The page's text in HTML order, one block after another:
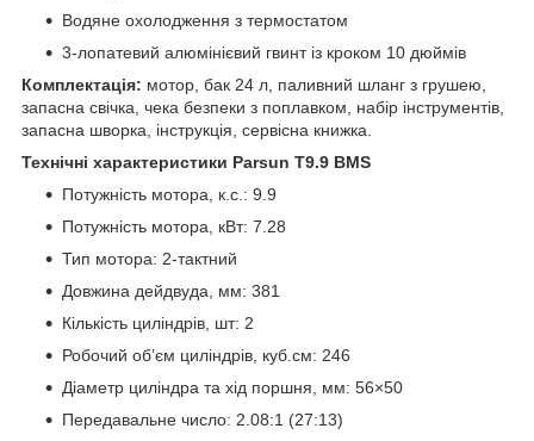
Водяне охолодження з термостатом
3-лопатевий алюмінієвий гвинт із кроком 10 дюймів
Комплектація: мотор, бак 24 л, паливний шланг з грушею,
запасна свічка, чека безпеки з поплавком, набір інструментів,
запасна шворка, інструкція, сервісна книжка.
Технічні характеристики Parsun T9.9 BMS
Потужність мотора, к.с.: 9.9
Потужність мотора, кВт: 7.28
Тип мотора: 2-тактний
Довжина дейдвуда, мм: 381
Кількість циліндрів, шт: 2
Робочий об’єм циліндрів, куб.см: 246
Діаметр циліндра та хід поршня, мм: 56×50
Передавальне число: 2.08:1 (27:13)